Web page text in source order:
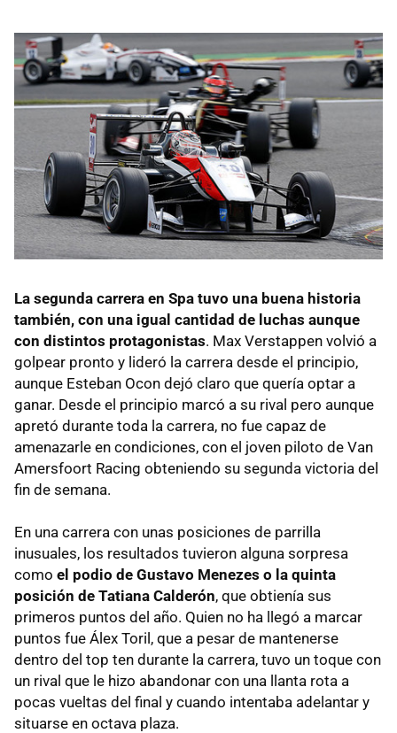
La segunda carrera en Spa tuvo una buena historia
también, con una igual cantidad de luchas aunque
con distintos protagonistas. Max Verstappen volvió a
golpear pronto y lideró la carrera desde el principio,
aunque Esteban Ocon dejó claro que quería optar a
ganar. Desde el principio marcó a su rival pero aunque
apretó durante toda la carrera, no fue capaz de
amenazarle en condiciones, con el joven piloto de Van
Amersfoort Racing obteniendo su segunda victoria del
fin de semana.
En una carrera con unas posiciones de parrilla
inusuales, los resultados tuvieron alguna sorpresa
como el podio de Gustavo Menezes o la quinta
posición de Tatiana Calderón, que obtienía sus
primeros puntos del año. Quien no ha llegó a marcar
puntos fue Álex Toril, que a pesar de mantenerse
dentro del top ten durante la carrera, tuvo un toque con
un rival que le hizo abandonar con una llanta rota a
pocas vueltas del final y cuando intentaba adelantar y
situarse en octava plaza.